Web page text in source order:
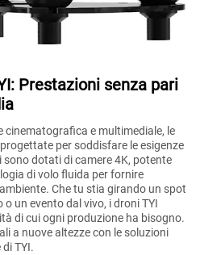
Prestazioni senza pari
e multimediale, le
per soddisfare le esigenze
dotati di camere 4K, potente
di volo fluida per fornire
Che tu stia girando un spot
un evento dal vivo, i droni TYI
di cui ogni produzione ha bisogno.
a nuove altezze con le soluzioni
TYI.